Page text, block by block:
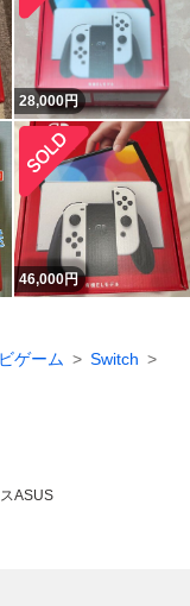
28,000円
46,000円
ゲーム
Switch
ASUS